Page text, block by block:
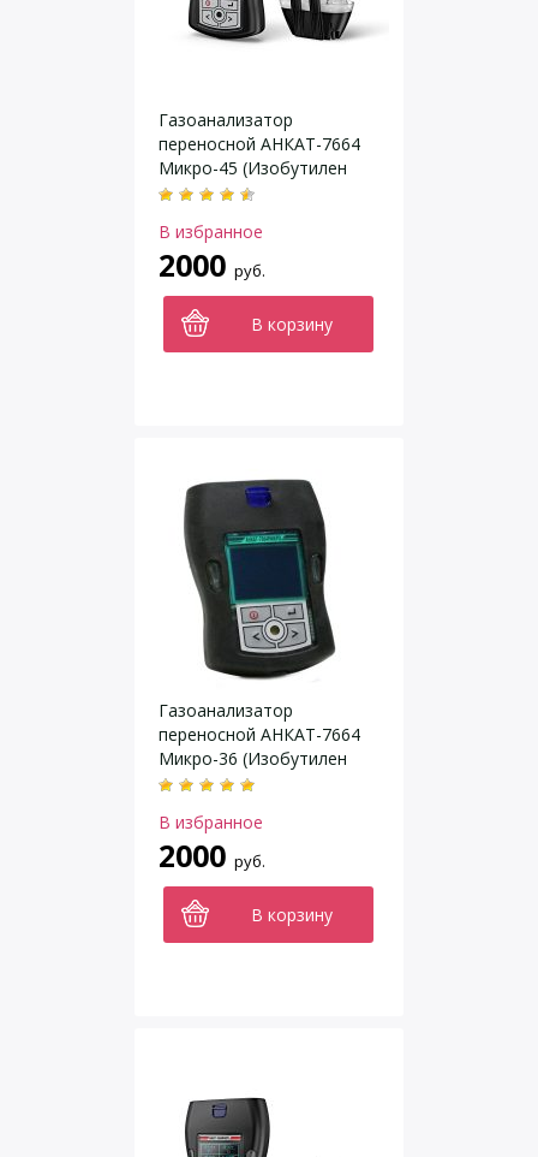
Газоанализатор
переносной АНКАТ-7664
Микро-45 (Изобутилен
IC4H8)
В избранное
2000 руб.
В корзину
Газоанализатор
переносной АНКАТ-7664
Микро-36 (Изобутилен
IC4H8)
В избранное
2000 руб.
В корзину